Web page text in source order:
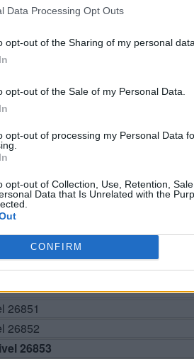
Data Processing Opt Outs
opt-out of the Sharing of my personal data.
opt-out of the Sale of my Personal Data.
opt-out of processing my Personal Data
opt-out of Collection, Use, Retention,
Data that Is Unrelated with the
CONFIRM
BUSCAR MÁS
26848
26849
26850
26851
26852
26853